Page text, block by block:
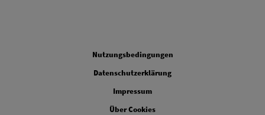
Nutzungsbedingungen
Datenschutzerklärung
Impressum
Über Cookies